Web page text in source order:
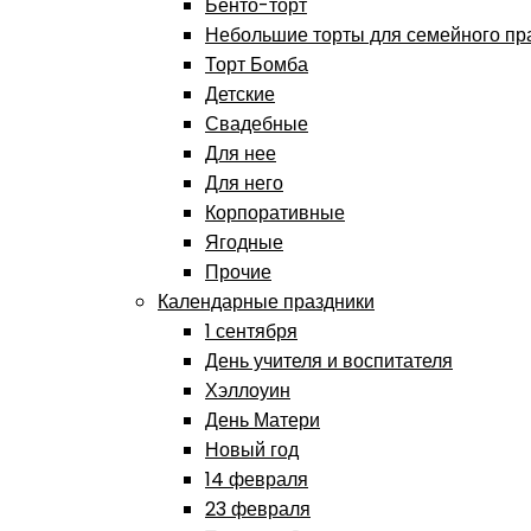
Бенто-торт
Небольшие торты для семейного
Торт Бомба
Детские
Свадебные
Для нее
Для него
Корпоративные
Ягодные
Прочие
Календарные праздники
1 сентября
День учителя и воспитателя
Хэллоуин
День Матери
Новый год
14 февраля
23 февраля